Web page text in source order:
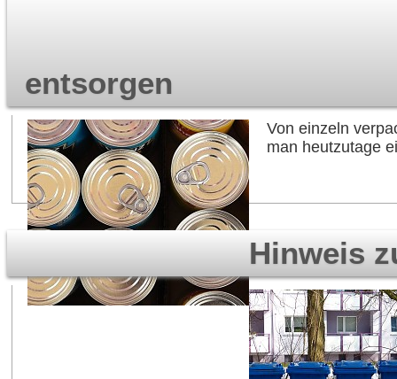
entsorgen
Von einzeln
man heutzutage
Hinweis